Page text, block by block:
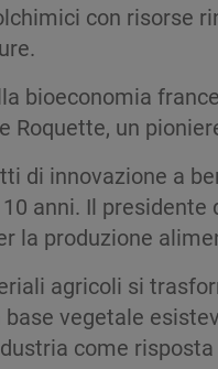
con risorse
bioeconomia
un
di innovazione a
anni. Il
la produzione
agricoli si
vegetale
come